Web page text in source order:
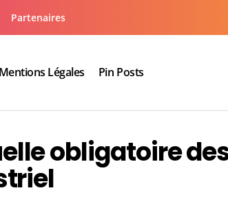
Partenaires
Mentions Légales Pin Posts
obligatoire